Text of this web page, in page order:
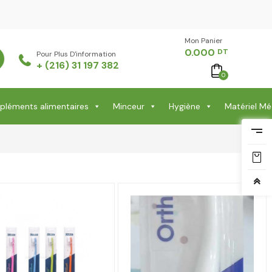
Pour Plus D'information
+ (216) 31 197 382
Mon Panier -
0.000 DT
0
alimentaires Minceur Hygiène Matériel